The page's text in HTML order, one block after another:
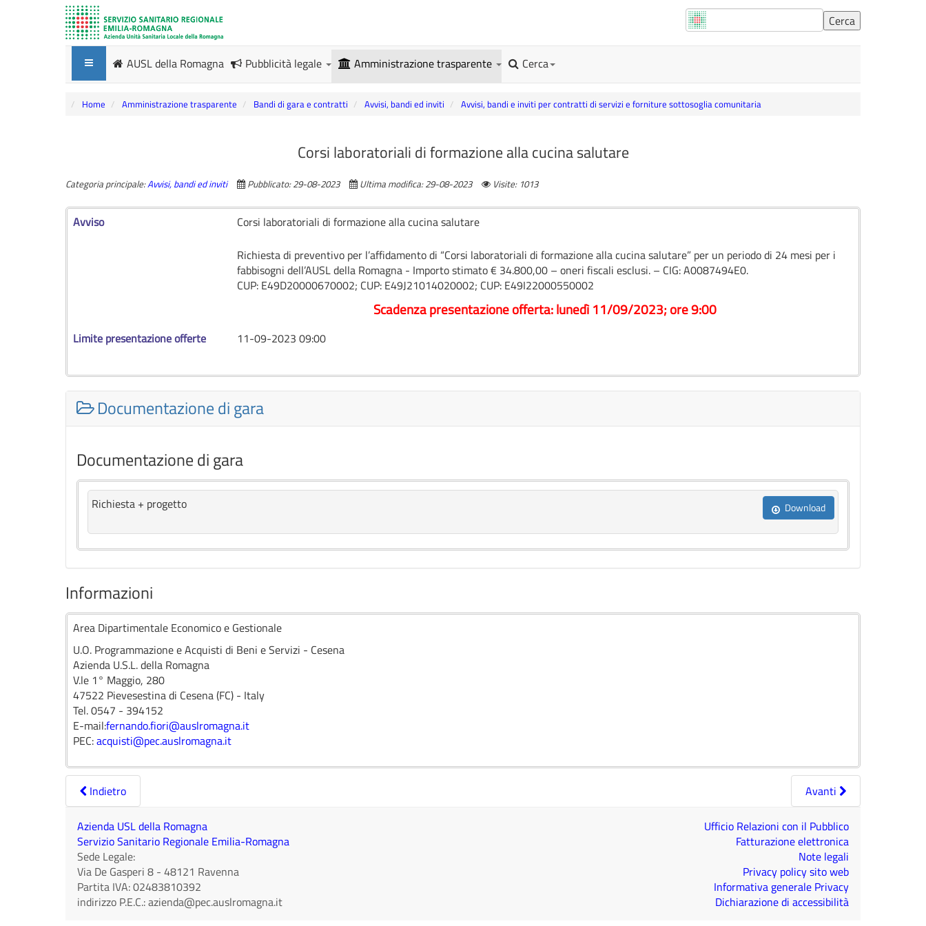
AUSL della Romagna Pubblicità legale Amministrazione trasparente Cerca
Home Amministrazione trasparente Bandi di gara e contratti Avvisi, bandi ed inviti Avvisi, bandi e inviti per contratti di servizi e forniture sottosoglia comunitaria
Corsi laboratoriali di formazione alla cucina salutare
Categoria principale:Avvisi, bandi ed inviti Pubblicato: 29-08-2023 Ultima modifica: 29-08-2023 Visite: 1013
Avviso
Corsi laboratoriali di formazione alla cucina salutare
Richiesta di preventivo per l’affidamento di “Corsi laboratoriali di formazione alla cucina salutare” per un periodo di 24 mesi per i
fabbisogni dell’AUSL della Romagna - Importo stimato € 34.800,00 – oneri fiscali esclusi. – CIG: A0087494E0.
CUP: E49D20000670002; CUP: E49J21014020002; CUP: E49I22000550002
Scadenza presentazione offerta: lunedì 11/09/2023; ore 9:00
Limite presentazione offerte 11-09-2023 09:00
Documentazione di gara
Documentazione di gara
Richiesta + progetto Download
Informazioni
Area Dipartimentale Economico e Gestionale
U.O. Programmazione e Acquisti di Beni e Servizi - Cesena
Azienda U.S.L. della Romagna
V.le 1° Maggio, 280
47522 Pievesestina di Cesena (FC) - Italy
Tel. 0547 - 394152
E-mail:fernando.fiori@auslromagna.it
PEC:acquisti@pec.auslromagna.it
Indietro Avanti
Azienda USL della Romagna
Servizio Sanitario Regionale Emilia-Romagna
Sede Legale:
Via De Gasperi 8 - 48121 Ravenna
Partita IVA:02483810392
indirizzo P.E.C.:azienda@pec.auslromagna.it
Ufficio Relazioni con il Pubblico
Fatturazione elettronica
Note legali
Privacy policy sito web
Informativa generale Privacy
Dichiarazione di accessibilità